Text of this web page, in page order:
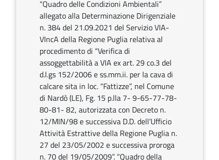
“Quadro delle Condizioni Ambientali”
allegato alla Determinazione Dirigenziale
n. 384 del 21.09.2021 del Servizio VIA-
VIncA della Regione Puglia relativa al
procedimento di “Verifica di
assoggettabilità a VIA ex art. 29 co.3 del
d.l.gs 152/2006 e ss.mm.ii. per la cava di
calcare sita in loc. “Fattizze”, nel Comune
di Nardò (LE), Fg. 15 p.lla 7- 9-65-77-78-
80-81- 82, autorizzata con Decreto n.
12/MIN/98 e successiva D.D. dell’Ufficio
Attività Estrattive della Regione Puglia n.
27 del 23/05/2002 e successiva proroga
n. 70 del 19/05/2009”. “Quadro della